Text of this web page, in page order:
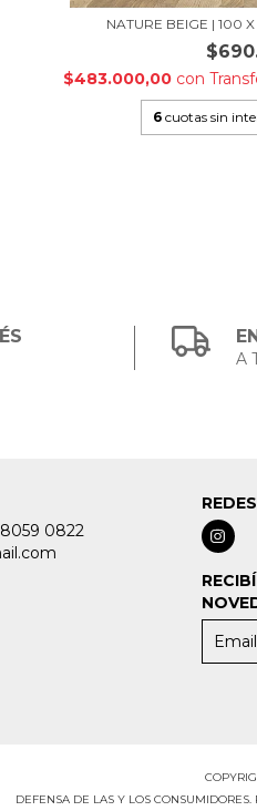
NATURE BEIGE | 100
$483.000,00 con
6 cuotas sin
A
0822
DEFENSA DE LAS Y LOS CONSUMIDORES.